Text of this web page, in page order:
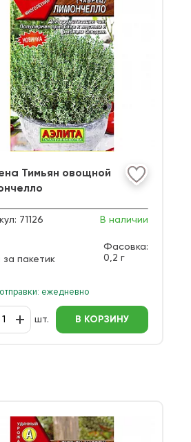
Тимьян овощной
71126 В наличии
за пакетик
Фасовка:
0,2 г
ежедневно
шт. В КОРЗИНУ